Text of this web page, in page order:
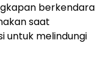
berkendara
saat
untuk melindungi